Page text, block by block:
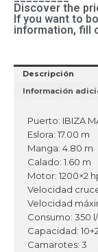
Discover the
If you want to
information, fill
Descripción
Información
Puerto: IBIZA
Eslora: 17.00 m
Manga: 4.80 m
Calado: 1.60 m
Motor: 1200×2
Velocidad
Velocidad
Consumo: 350
Capacidad:
Camarotes: 3